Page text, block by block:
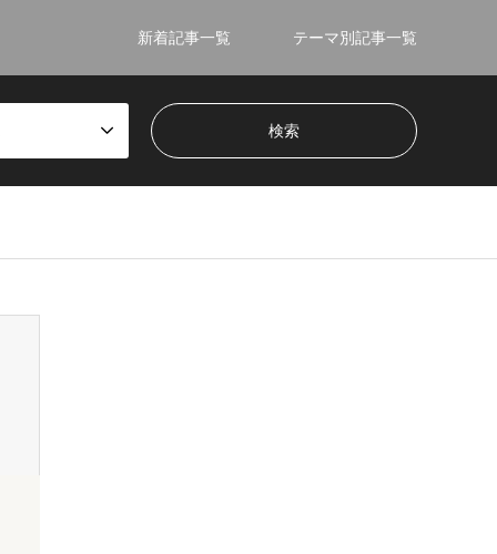
新着記事一覧 テーマ別記事一覧